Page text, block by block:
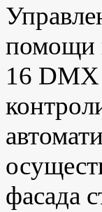
помощи
16 DMX
фасада